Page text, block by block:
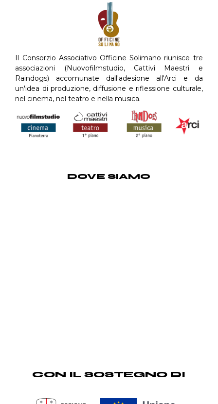
Il Consorzio Associativo Officine Solimano riunisce tre
associazioni (Nuovofilmstudio, Cattivi Maestri e
Raindogs) accomunate dall'adesione all'Arci e da
un'idea di produzione, diffusione e riflessione culturale,
nel cinema, nel teatro e nella musica.
DOVE SIAMO
CON IL SOSTEGNO DI